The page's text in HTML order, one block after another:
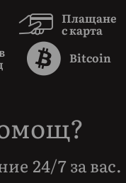
Плащане
с карта
Bitcoin
24/7 за вас.